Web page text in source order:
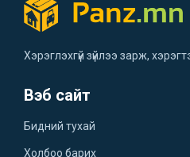
Хэрэглэхгүй зүйлээ зарж,
Вэб сайт
Бидний тухай
Холбоо барих